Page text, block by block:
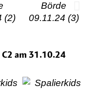
am 31.10.24